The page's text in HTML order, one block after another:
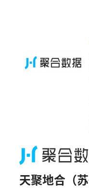
天聚地合（